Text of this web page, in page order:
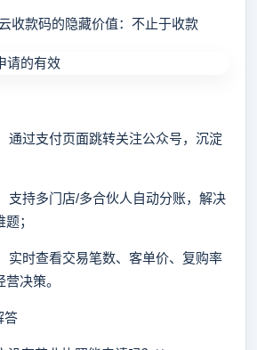
款码的隐藏价值：不止于收款
过支付页面跳转关注公众号，沉淀
持多门店/多合伙人自动分账，解决
；
时查看交易笔数、客单价、复购率
决策。